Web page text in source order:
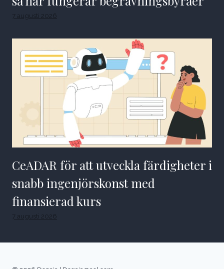
7 augusti 2026
CeADAR för att utveckla färdigheter i
snabb ingenjörskonst med
finansierad kurs
7 augusti 2026